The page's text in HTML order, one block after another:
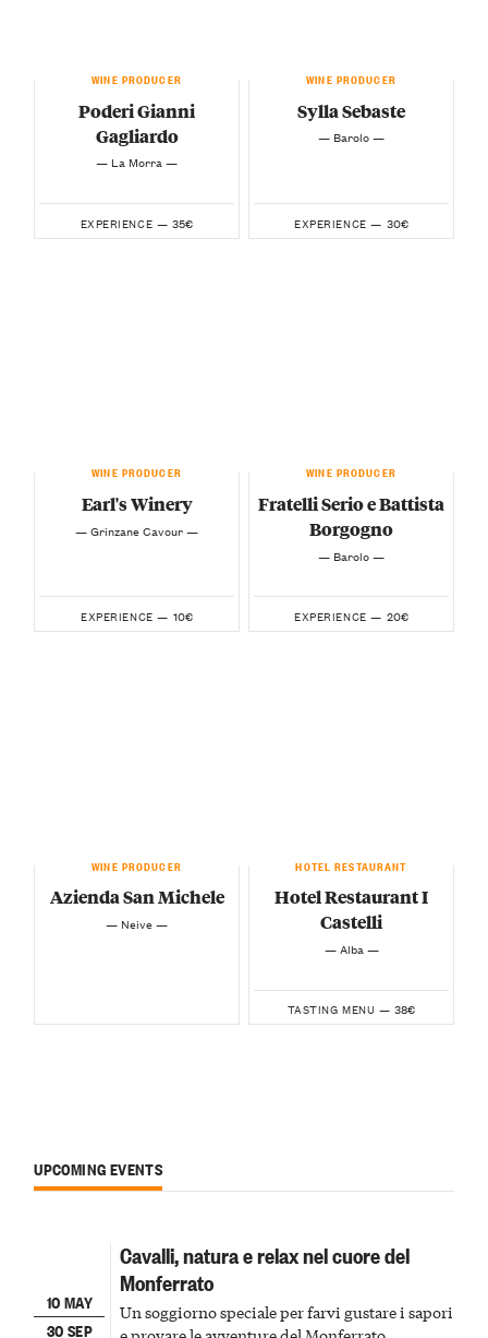
WINE PRODUCER
Poderi Gianni
Gagliardo
— La Morra —
EXPERIENCE — 35€
WINE PRODUCER
Sylla Sebaste
— Barolo —
EXPERIENCE — 30€
WINE PRODUCER
Earl's Winery
— Grinzane Cavour —
EXPERIENCE — 10€
WINE PRODUCER
Fratelli Serio e Battista
Borgogno
— Barolo —
EXPERIENCE — 20€
WINE PRODUCER
Azienda San Michele
— Neive —
HOTEL RESTAURANT
Hotel Restaurant I
Castelli
— Alba —
TASTING MENU — 38€
UPCOMING EVENTS
10 MAY
30 SEP
Cavalli, natura e relax nel cuore del
Monferrato
Un soggiorno speciale per farvi gustare i sapori